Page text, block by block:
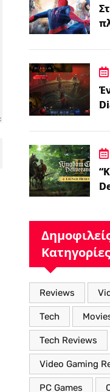
Κατηγορίες
Reviews
Tech
Tech Reviews
Video Gaming
PC Games